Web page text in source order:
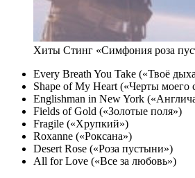
Хиты Стинг «Симфония роза
Every Breath You Take («Твоё
Shape of My Heart («Черты моего
Englishman in New York
Fields of Gold («Золотые поля»)
Fragile («Хрупкий»)
Roxanne («Роксана»)
Desert Rose («Роза пустыни»)
All for Love («Все за любовь»)